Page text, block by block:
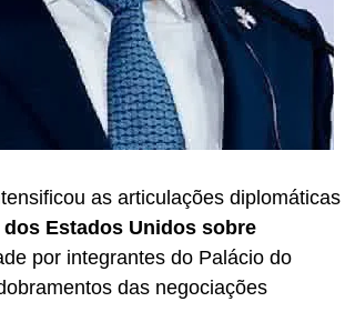
as articulações diplomáticas
Estados Unidos sobre
por integrantes do Palácio do
das negociações